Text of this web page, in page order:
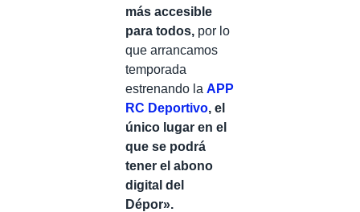
más accesible
para todos, por lo
que arrancamos
temporada
estrenando la APP
RC Deportivo, el
único lugar en el
que se podrá
tener el abono
digital del
Dépor».